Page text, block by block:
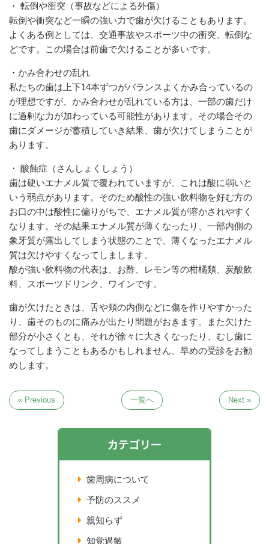
・ 転倒や衝突（事故などによる外傷）
転倒や衝突など一瞬の強い力で歯が欠けることもあります。
よくある例としては、交通事故やスポーツ中の衝突、転倒な
どです。この場合は前歯で欠けることが多いです。
・かみ合わせの乱れ
私たちの歯は上下14本ずつがバランスよくかみ合っているの
が理想ですが、かみ合わせが乱れている方は、一部の歯だけ
に過剰な力が加わっている可能性があります。その場合その
歯にダメージが蓄積していき結果、歯が欠けてしまうことが
あります。
・ 酸蝕症（さんしょくしょう）
歯は硬いエナメル質で覆われていますが、これは酸に弱いと
いう弱点があります。そのため酸性の強い飲料物を好む方の
お口の中は酸性に偏りがちで、エナメル質が溶かされやすく
なります。その結果エナメル質が薄くなったり、一部内側の
象牙質が露出してしまう状態のことで、薄くなったエナメル
質は欠けやすくなってしまします。
酸が強い飲料物の代表は、お酢、レモン等の柑橘類、炭酸飲
料、スポーツドリンク、ワインです。
歯が欠けたときは、舌や頬の内側などに傷を作りやすかった
り、歯そのものに痛みが出たり問題がおきます。また欠けた
部分が小さくとも、それが徐々に大きくなったり、むし歯に
なってしまうこともあるかもしれません、早めの受診をお勧
めします。
« Previous 一覧へ Next »
カテゴリー
歯周病について
予防のススメ
親知らず
知覚過敏